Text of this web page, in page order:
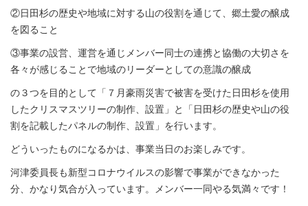
②日田杉の歴史や地域に対する山の役割を通じて、郷土愛の醸成
を図ること
③事業の設営、運営を通じメンバー同士の連携と協働の大切さを
各々が感じることで地域のリーダーとしての意識の醸成
の３つを目的として「７月豪雨災害で被害を受けた日田杉を使用
したクリスマスツリーの制作、設置」と「日田杉の歴史や山の役
割を記載したパネルの制作、設置」を行います。
どういったものになるかは、事業当日のお楽しみです。
河津委員長も新型コロナウイルスの影響で事業ができなかった
分、かなり気合が入っています。メンバー一同やる気満々です！